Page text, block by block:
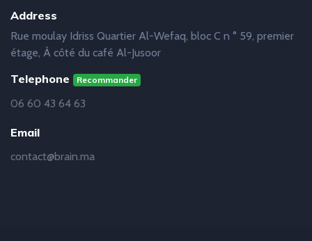
Address
Rue moulay Idriss Quartier Al-Wefaq, bloc C n ° 59, premier
étage, À côté du café Al-Jusoor
Telephone Recommander
06 60 43 64 63
Email
contact@brain.ma